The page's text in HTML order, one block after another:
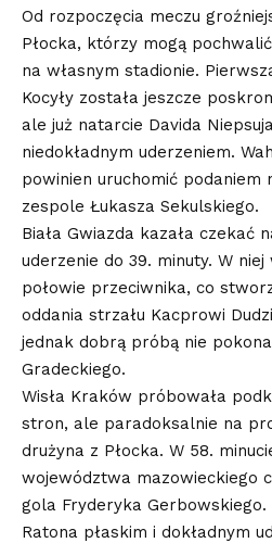
Od rozpoczęcia meczu
Płocka, którzy mogą
na własnym stadionie.
Kocyły została jeszcze
ale już natarcie Davida
niedokładnym uderzeniem.
powinien uruchomić podaniem
zespole Łukasza Sekulskiego.
Biała Gwiazda kazała czekać
uderzenie do 39. minuty. W niej
połowie przeciwnika, co
oddania strzału Kacprowi
jednak dobrą próbą nie
Gradeckiego.
Wisła Kraków próbowała
stron, ale paradoksalnie na
drużyna z Płocka. W 58.
województwa mazowieckiego
gola Fryderyka Gerbowskiego.
Ratona płaskim i dokładnym